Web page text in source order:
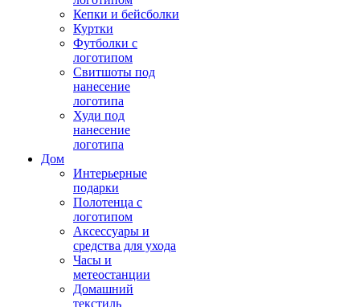
Кепки и бейсболки
Куртки
Футболки с
логотипом
Свитшоты под
нанесение
логотипа
Худи под
нанесение
логотипа
Дом
Интерьерные
подарки
Полотенца с
логотипом
Аксессуары и
средства для ухода
Часы и
метеостанции
Домашний
текстиль